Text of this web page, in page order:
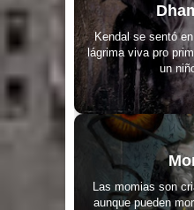
Kendal se sentó
lágrima viva pro
un
Las momias son
aunque pueden